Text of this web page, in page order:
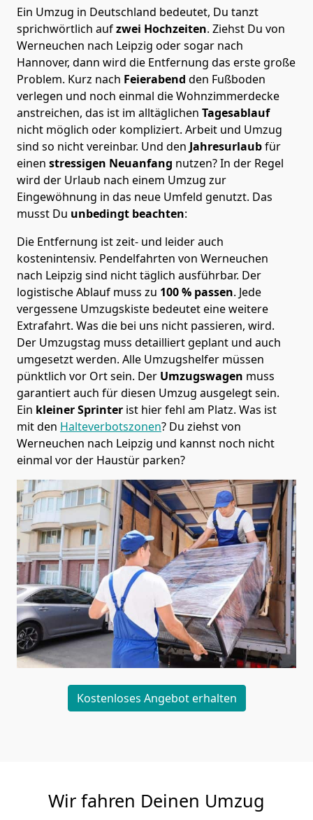
Ein Umzug in Deutschland bedeutet, Du tanzt
sprichwörtlich aufzwei Hochzeiten. Ziehst Du von
Werneuchen nach Leipzig oder sogar nach
Hannover, dann wird die Entfernung das erste große
Problem. Kurz nach Feierabend den Fußboden
verlegen und noch einmal die Wohnzimmerdecke
anstreichen, das ist im alltäglichen Tagesablauf
nicht möglich oder kompliziert. Arbeit und Umzug
sind so nicht vereinbar. Und den Jahresurlaubfür
einen stressigen Neuanfang nutzen? In der Regel
wird der Urlaub nach einem Umzug zur
Eingewöhnung in das neue Umfeld genutzt. Das
musst Du unbedingt beachten:
Die Entfernung ist zeit- und leider auch
kostenintensiv. Pendelfahrten von Werneuchen
nach Leipzig sind nicht täglich ausführbar. Der
logistische Ablauf muss zu 100 % passen. Jede
vergessene Umzugskiste bedeutet eine weitere
Extrafahrt. Was die bei uns nicht passieren, wird.
Der Umzugstag muss detailliert geplant und auch
umgesetzt werden. Alle Umzugshelfer müssen
pünktlich vor Ort sein. Der Umzugswagen muss
garantiert auch für diesen Umzug ausgelegt sein.
Ein kleiner Sprinter ist hier fehl am Platz. Was ist
mit den Halteverbotszonen? Du ziehst von
Werneuchen nach Leipzig und kannst noch nicht
einmal vor der Haustür parken?
Kostenloses Angebot erhalten
Wir fahren Deinen Umzug